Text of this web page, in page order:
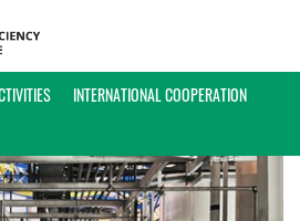
INTERNATIONAL COOPERATION
TRIỂN KHAI